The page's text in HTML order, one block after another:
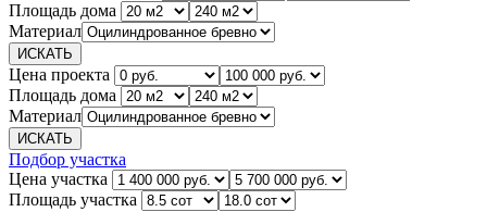
Площадь дома
Материал
Цена проекта
Площадь дома
Материал
Подбор участка
Цена участка
Площадь участка